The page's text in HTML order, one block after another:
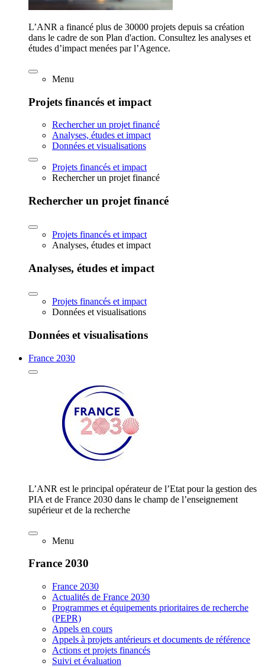
L’ANR a financé plus de 30000 projets depuis sa création
dans le cadre de son Plan d'action. Consultez les analyses et
études d’impact menées par l’Agence.
Menu
Projets financés et impact
Rechercher un projet financé
Analyses, études et impact
Données et visualisations
Projets financés et impact
Rechercher un projet financé
Rechercher un projet financé
Projets financés et impact
Analyses, études et impact
Analyses, études et impact
Projets financés et impact
Données et visualisations
Données et visualisations
France 2030
L’ANR est le principal opérateur de l’Etat pour la gestion des
PIA et de France 2030 dans le champ de l’enseignement
supérieur et de la recherche
Menu
France 2030
France 2030
Actualités de France 2030
Programmes et équipements prioritaires de recherche
(PEPR)
Appels en cours
Appels à projets antérieurs et documents de référence
Actions et projets financés
Suivi et évaluation